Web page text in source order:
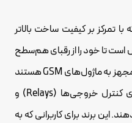
تمرکز بر کیفیت ساخت بالاتر
است تا خود را از رقبای هم‌سطح
متمایز سازد. سیستم‌های مستر نیز مجهز به ماژول‌های GSM هستند
و علاوه بر امنیت، قابلیت‌هایی برای کنترل خروجی‌ها (Relays) و
این برند برای کاربرانی که به